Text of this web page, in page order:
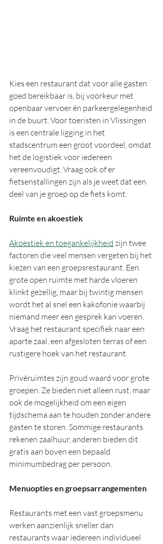
Kies een restaurant dat voor alle gasten
goed bereikbaar is, bij voorkeur met
openbaar vervoer én parkeergelegenheid
in de buurt. Voor toeristen in Vlissingen
is een centrale ligging in het
stadscentrum een groot voordeel, omdat
het de logistiek voor iedereen
vereenvoudigt. Vraag ook of er
fietsenstallingen zijn als je weet dat een
deel van je groep op de fiets komt.
Ruimte en akoestiek
Akoestiek en toegankelijkheid zijn twee
factoren die veel mensen vergeten bij het
kiezen van een groepsrestaurant. Een
grote open ruimte met harde vloeren
klinkt gezellig, maar bij twintig mensen
wordt het al snel een kakofonie waarbij
niemand meer een gesprek kan voeren.
Vraag het restaurant specifiek naar een
aparte zaal, een afgesloten terras of een
rustigere hoek van het restaurant.
Privéruimtes zijn goud waard voor grote
groepen. Ze bieden niet alleen rust, maar
ook de mogelijkheid om een eigen
tijdschema aan te houden zonder andere
gasten te storen. Sommige restaurants
rekenen zaalhuur, anderen bieden dit
gratis aan boven een bepaald
minimumbedrag per persoon.
Menuopties en groepsarrangementen
Restaurants met een vast groepsmenu
werken aanzienlijk sneller dan
restaurants waar iedereen individueel